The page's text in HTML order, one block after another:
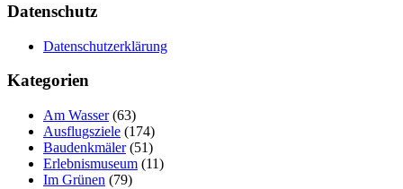
Datenschutz
Datenschutzerklärung
Kategorien
Am Wasser(63)
Ausflugsziele (174)
Baudenkmäler(51)
Erlebnismuseum (11)
Im Grünen (79)